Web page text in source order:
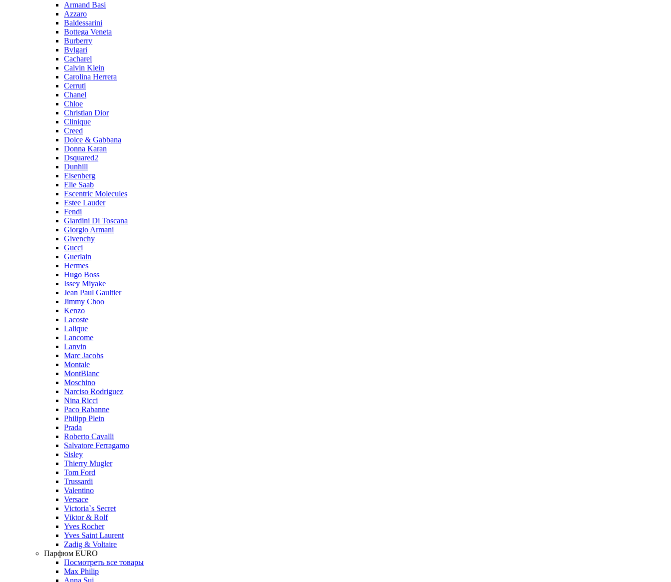
Armand Basi
Azzaro
Baldessarini
Bottega Veneta
Burberry
Bvlgari
Cacharel
Calvin Klein
Carolina Herrera
Cerruti
Chanel
Chloe
Christian Dior
Clinique
Creed
Dolce & Gabbana
Donna Karan
Dsquared2
Dunhill
Eisenberg
Elie Saab
Escentric Molecules
Estee Lauder
Fendi
Giardini Di Toscana
Giorgio Armani
Givenchy
Gucci
Guerlain
Hermes
Hugo Boss
Issey Miyake
Jean Paul Gaultier
Jimmy Choo
Kenzo
Lacoste
Lalique
Lancome
Lanvin
Marc Jacobs
Montale
MontBlanc
Moschino
Narciso Rodriguez
Nina Ricci
Paco Rabanne
Philipp Plein
Prada
Roberto Cavalli
Salvatore Ferragamo
Sisley
Thierry Mugler
Tom Ford
Trussardi
Valentino
Versace
Victoria`s Secret
Viktor & Rolf
Yves Rocher
Yves Saint Laurent
Zadig & Voltaire
Парфюм EURO
Посмотреть все товары
Max Philip
Anna Sui